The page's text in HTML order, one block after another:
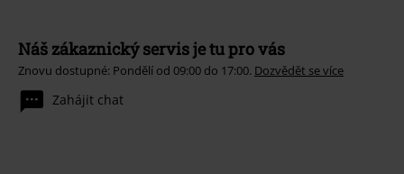
Náš zákaznický servis je tu pro vás
Znovu dostupné: Pondělí od 09:00 do 17:00. Dozvědět se více
Zahájit chat